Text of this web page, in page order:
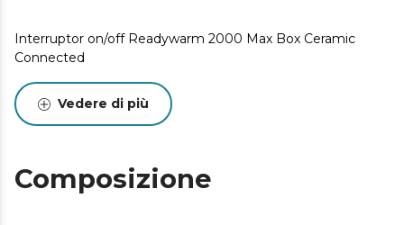
Interruptor on/off Readywarm 2000 Max Box Ceramic
Connected
Vedere di più
Composizione